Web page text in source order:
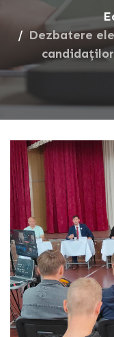
Dezbatere